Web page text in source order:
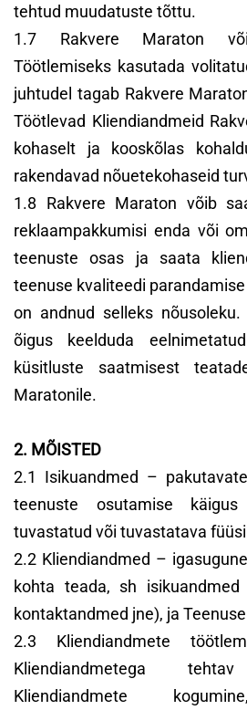
tehtud muudatuste tõttu.
1.7 Rakvere Maraton
Töötlemiseks kasutada
juhtudel tagab Rakvere
Töötlevad Kliendiandmeid
kohaselt ja kooskõlas
rakendavad nõuetekohaseid
1.8 Rakvere Maraton võib
reklaampakkumisi enda või
teenuste osas ja saata
teenuse kvaliteedi
on andnud selleks
õigus keelduda
küsitluste saatmisest
Maratonile.
2. MÕISTED
2.1 Isikuandmed –
teenuste osutamise
tuvastatud või tuvastatava
2.2 Kliendiandmed –
kohta teada, sh
kontaktandmed jne), ja
2.3 Kliendiandmete
Kliendiandmetega
Kliendiandmete